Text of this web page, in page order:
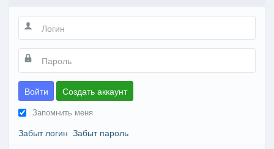
Войти Создать аккаунт
Запомнить меня
Забыт логин Забыт пароль